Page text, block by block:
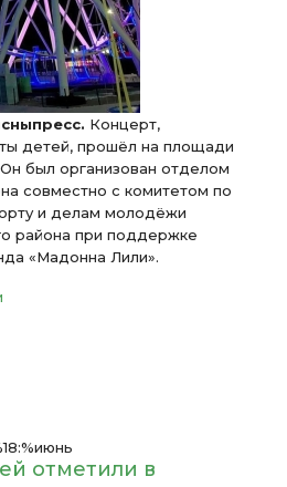
Концерт,
детей, прошёл на площади
был организован отделом
совместно с комитетом по
и делам молодёжи
района при поддержке
«Мадонна Лили».
отметили в